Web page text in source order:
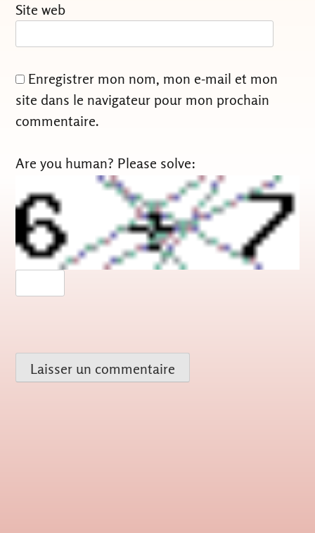
Site web
Enregistrer mon nom, mon e-mail et mon
site dans le navigateur pour mon prochain
commentaire.
Are you human? Please solve: